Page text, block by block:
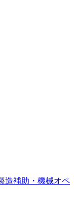
造補助・機械オペ